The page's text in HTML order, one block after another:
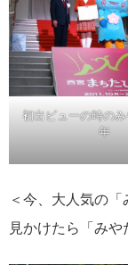
初出ビューの時の
年
＜今、大人気の
見かけたら「みや